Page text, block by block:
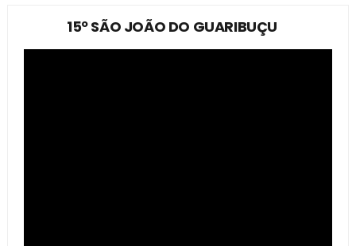
15º SÃO JOÃO DO GUARIBUÇU